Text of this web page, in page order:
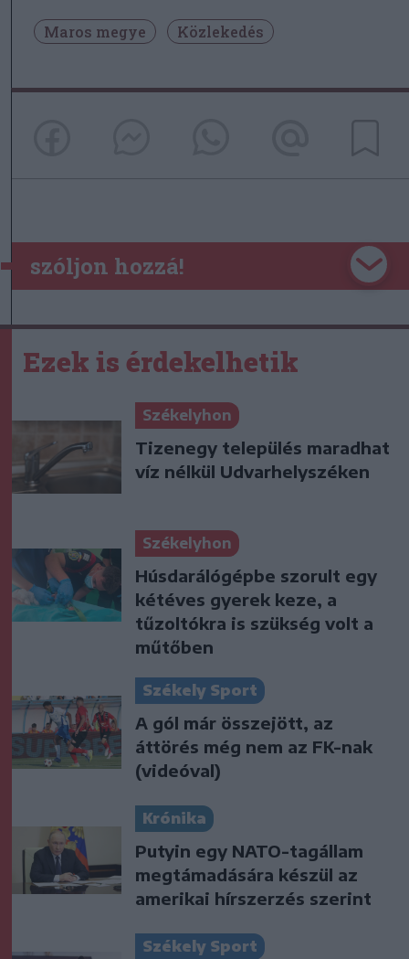
Maros megye Közlekedés
szóljon hozzá!
Ezek is érdekelhetik
Székelyhon
Tizenegy település maradhat
víz nélkül Udvarhelyszéken
Székelyhon
Húsdarálógépbe szorult egy
kétéves gyerek keze, a
tűzoltókra is szükség volt a
műtőben
Székely Sport
A gól már összejött, az
áttörés még nem az FK-nak
(videóval)
Krónika
Putyin egy NATO-tagállam
megtámadására készül az
amerikai hírszerzés szerint
Székely Sport